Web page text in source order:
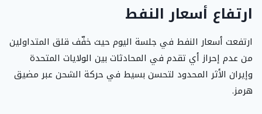
ارتفاع أسعار النفط
ارتفعت أسعار النفط في جلسة اليوم حيث خفّف قلق المتداولين
من عدم إحراز أي تقدم في المحادثات بين الولايات المتحدة
وإيران الأثر المحدود لتحسن بسيط في حركة الشحن عبر مضيق
هرمز.